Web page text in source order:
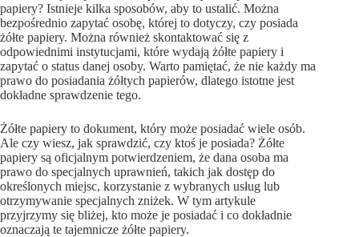
papiery? Istnieje kilka sposobów, aby to ustalić. Można
bezpośrednio zapytać osobę, której to dotyczy, czy posiada
żółte papiery. Można również skontaktować się z
odpowiednimi instytucjami, które wydają żółte papiery i
zapytać o status danej osoby. Warto pamiętać, że nie każdy ma
prawo do posiadania żółtych papierów, dlatego istotne jest
dokładne sprawdzenie tego.
Żółte papiery to dokument, który może posiadać wiele osób.
Ale czy wiesz, jak sprawdzić, czy ktoś je posiada? Żółte
papiery są oficjalnym potwierdzeniem, że dana osoba ma
prawo do specjalnych uprawnień, takich jak dostęp do
określonych miejsc, korzystanie z wybranych usług lub
otrzymywanie specjalnych zniżek. W tym artykule
przyjrzymy się bliżej, kto może je posiadać i co dokładnie
oznaczają te tajemnicze żółte papiery.